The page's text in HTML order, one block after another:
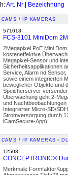
Art. Nr | Bezeichnung
CAMS / IP KAMERAS
571018
FCS-3101 MiniDom
2Megapixel PoE Mini
kosteneffektive
Megapixel-Sensor und
Sicherheitsapplikationen
Service, Alarm nd
sowie einem integrierten
beweglicher Objekte und
Speicherserver
Überwachung geht 2-
und
Integrierter Micro-SD/
Stromversorgung durch
iCamSecure-App)
CAMS / IP KAMERAS ›
12508
CONCEPTRONIC®
Merkmale